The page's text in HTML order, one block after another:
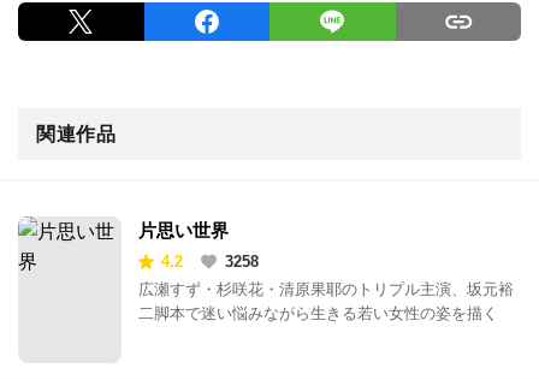
関連作品
片思い世界
4.2
3258
広瀬すず・杉咲花・清原果耶のトリプル主演、坂元裕
二脚本で迷い悩みながら生きる若い女性の姿を描く